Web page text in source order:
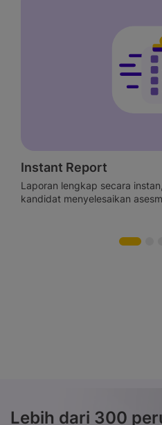
setelah
White Label
Kustomisasi
perusahaan
Lebih dari 300